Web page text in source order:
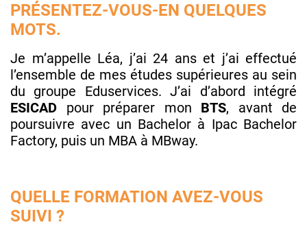
PRÉSENTEZ-VOUS-EN QUELQUES
MOTS.
Je m’appelle Léa, j’ai 24 ans et j’ai effectué
l’ensemble de mes études supérieures au sein
du groupe Eduservices. J’ai d’abord intégré
ESICAD pour préparer mon BTS, avant de
poursuivre avec un Bachelor à Ipac Bachelor
Factory, puis un MBA à MBway.
QUELLE FORMATION AVEZ-VOUS
SUIVI ?